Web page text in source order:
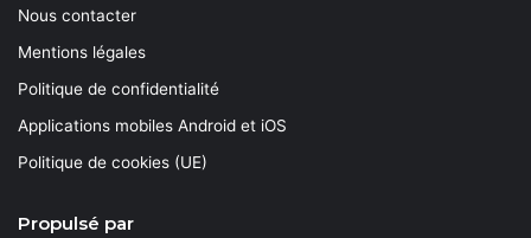
Nous contacter
Mentions légales
Politique de confidentialité
Applications mobiles Android et iOS
Politique de cookies (UE)
Propulsé par